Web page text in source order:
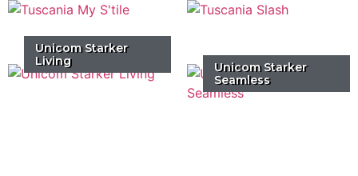
Unicom Starker
Living
Unicom Starker
Seamless